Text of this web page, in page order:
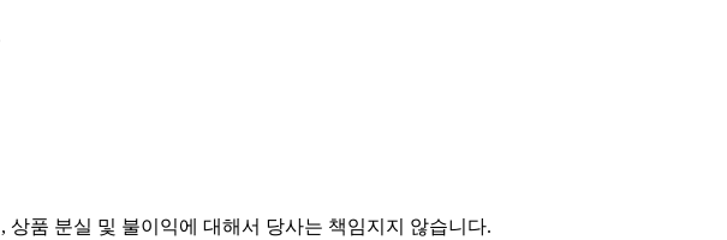
품 분실 및 불이익에 대해서 당사는 책임지지 않습니다.